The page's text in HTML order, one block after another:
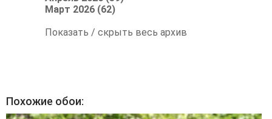
Март 2026 (62)
Показать / скрыть весь архив
Похожие обои: